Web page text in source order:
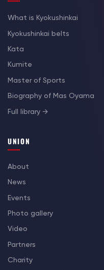
What is Kyokushinkai
Kyokushinkai belts
Kata
Kumite
Master of Sports
Biography of Mas Oyama
Full library →
UNION
About
News
Events
Photo gallery
Video
Partners
Charity